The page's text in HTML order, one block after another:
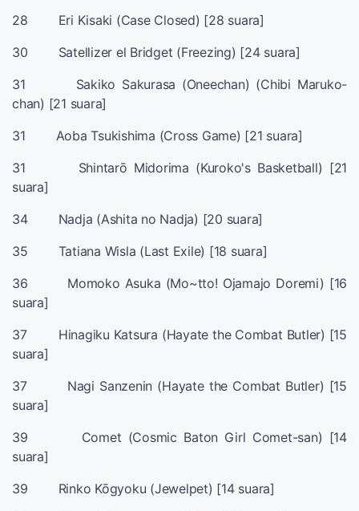
28 Eri Kisaki (Case Closed) [28 suara]
30 Satellizer el Bridget (Freezing) [24 suara]
31 Sakiko Sakurasa (Oneechan) (Chibi Maruko-
chan) [21 suara]
31 Aoba Tsukishima (Cross Game) [21 suara]
31 Shintarō Midorima (Kuroko's Basketball) [21
suara]
34 Nadja (Ashita no Nadja) [20 suara]
35 Tatiana Wisla (Last Exile) [18 suara]
36 Momoko Asuka (Mo~tto! Ojamajo Doremi) [16
suara]
37 Hinagiku Katsura (Hayate the Combat Butler) [15
suara]
37 Nagi Sanzenin (Hayate the Combat Butler) [15
suara]
39 Comet (Cosmic Baton Girl Comet-san) [14
suara]
39 Rinko Kōgyoku (Jewelpet) [14 suara]